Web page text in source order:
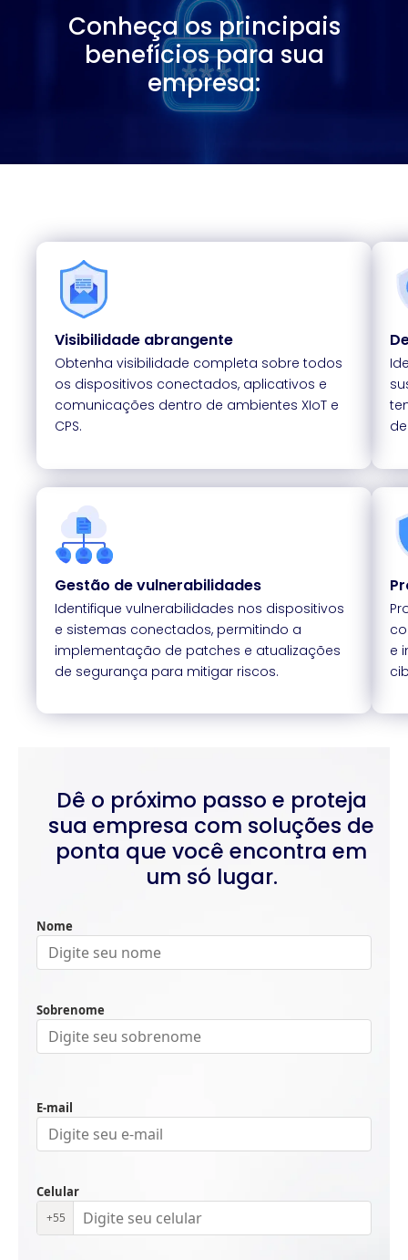
Conheça os principais
benefícios para sua
empresa:
Visibilidade abrangente
Obtenha visibilidade completa sobre todos
os dispositivos conectados, aplicativos e
comunicações dentro de ambientes XIoT e
CPS.
Gestão de vulnerabilidades
Identifique vulnerabilidades nos dispositivos
e sistemas conectados, permitindo a
implementação de patches e atualizações
de segurança para mitigar riscos.
e
Dê o próximo passo e proteja
sua empresa com soluções de
ponta que você encontra em
um só lugar.
Nome
Sobrenome
E-mail
Celular
+55